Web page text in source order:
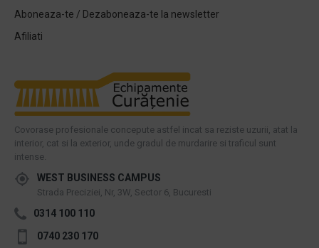
Aboneaza-te / Dezaboneaza-te la newsletter
Afiliati
Covorase profesionale concepute astfel incat sa reziste uzurii, atat la
interior, cat si la exterior, unde gradul de murdarire si traficul sunt
intense.
WEST BUSINESS CAMPUS
Strada Preciziei, Nr, 3W, Sector 6, Bucuresti
0314 100 110
0740 230 170